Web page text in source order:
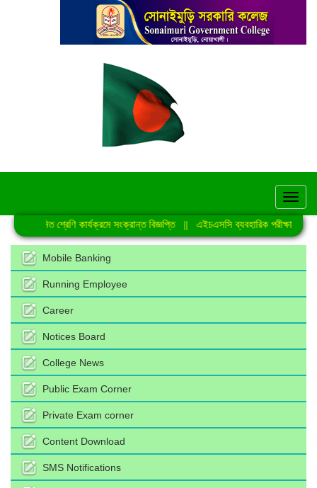
নিয়মিত শ্রেণি কার্যক্রমে সংক্রান্ত বিজ্ঞপ্তি||এইচএসসি ব্যবহারিক পরীক্ষা-2026
Mobile Banking
Running Employee
Career
Notices Board
College News
Public Exam Corner
Private Exam corner
Content Download
SMS Notifications